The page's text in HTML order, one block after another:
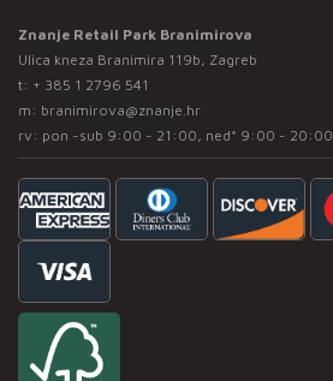
Znanje Retail Park Branimirova
Ulica kneza Branimira 119b, Zagreb
t: + 385 1 2796 541
m: branimirova@znanje.hr
rv: pon -sub 9:00 - 21:00, ned* 9:00 - 20:00